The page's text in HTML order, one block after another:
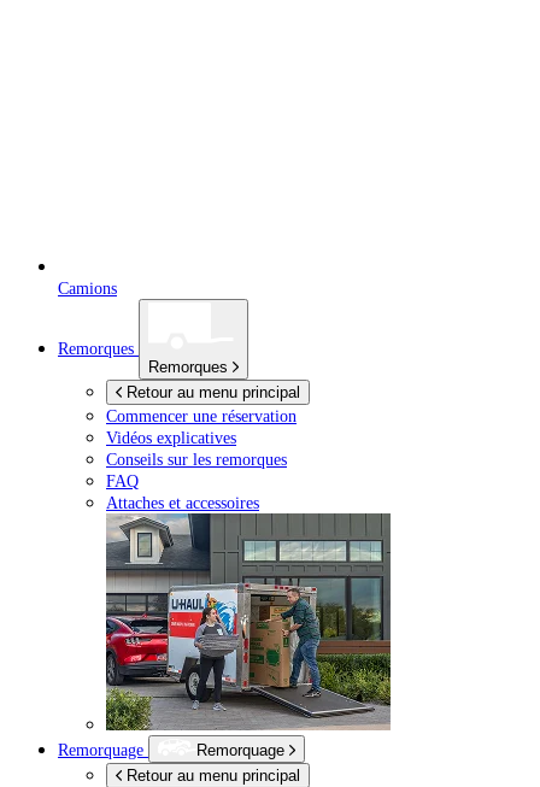
Camions
Remorques
Remorques
Retour au menu principal
Commencer une réservation
Vidéos explicatives
Conseils sur les remorques
FAQ
Attaches et accessoires
Remorquage
Remorquage
Retour au menu principal